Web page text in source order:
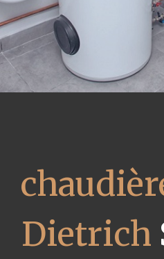
Dietrich